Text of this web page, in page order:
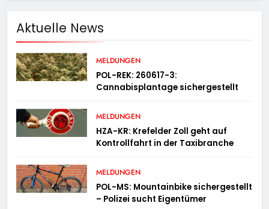
Aktuelle News
MELDUNGEN
POL-REK: 260617-3:
Cannabisplantage sichergestellt
MELDUNGEN
HZA-KR: Krefelder Zoll geht auf
Kontrollfahrt in der Taxibranche
MELDUNGEN
POL-MS: Mountainbike sichergestellt
– Polizei sucht Eigentümer